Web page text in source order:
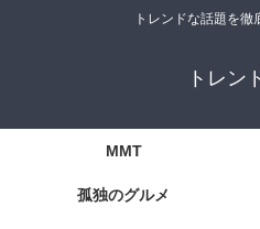
トレンドな話題を
トレン
MMT
孤独のグルメ